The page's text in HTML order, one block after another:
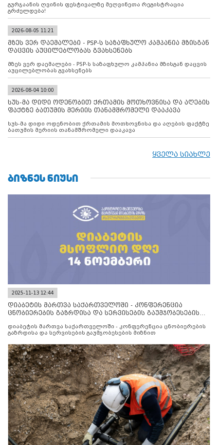
გურჯაანის ღვინის ფესტივალზე მეღვინეთა რეგისტრაცია
გრძელდება!
2026-08-05 11:21
მზეს ვერ დაემალები - PSP-ს საზაფხულო კამპანია მზისგან
დაცვის აუცილებლობას გვახსენებს
მზეს ვერ დაემალები - PSP-ს საზაფხულო კამპანია მზისგან დაცვის
აუცილებლობას გვახსენებს
2026-08-04 10:00
სუს-მა დიდი ოდენობით ქრთამის მოთხოვნისა და აღების
ფაქტზე ბათუმის მერიის თანამშრომელი დააკავა
სუს-მა დიდი ოდენობით ქრთამის მოთხოვნისა და აღების ფაქტზე
ბათუმის მერიის თანამშრომელი დააკავა
ყველა სიახლე
ᲑᲘᲖᲜᲔᲡ ᲜᲘᲣᲡᲘ
2025-11-13 12:44
დიაბეტის მართვა საქართველოში - კონფერენცია
ცნობიერების გაზრდისა და სერვისების გაუმჯობესების
დიაბეტის მართვა საქართველოში - კონფერენცია ცნობიერების
გაზრდისა და სერვისების გაუმჯობესების მიზნით